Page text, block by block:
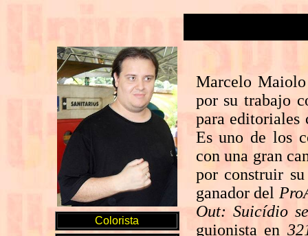
Colorista
Marcelo
por su trabajo
para
Es uno de los
con una gran
por construir
ganador del
Out: Suicídio
guionista en